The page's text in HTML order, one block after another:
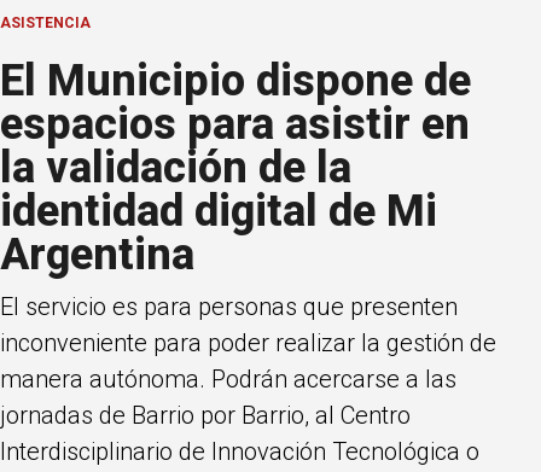
ASISTENCIA
El Municipio dispone de
espacios para asistir en
la validación de la
identidad digital de Mi
Argentina
El servicio es para personas que presenten
inconveniente para poder realizar la gestión de
manera autónoma. Podrán acercarse a las
jornadas de Barrio por Barrio, al Centro
Interdisciplinario de Innovación Tecnológica o